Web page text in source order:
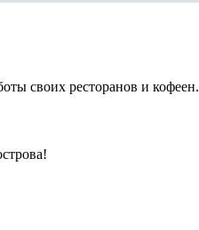
своих ресторанов и кофеен.